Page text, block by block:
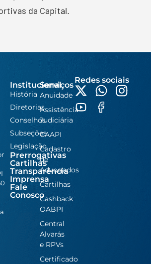
da Capital.
Institucional
História
Diretorias
Conselhos
Subseções
Legislação
Prerrogativas
Cartilhas
Transparência
Imprensa
Fale
Conosco
Serviços
Anuidade
Assistência
Judiciária
CAAPI
Cadastro
de
Advogados
Cartilhas
Cashback
OABPI
Central
Alvarás
e RPVs
Certificado
Redes sociais